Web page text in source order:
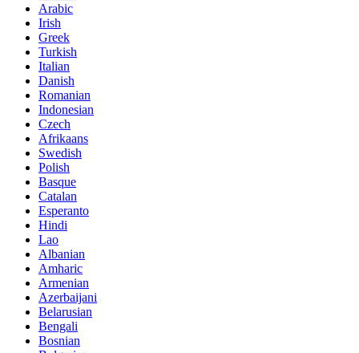
Arabic
Irish
Greek
Turkish
Italian
Danish
Romanian
Indonesian
Czech
Afrikaans
Swedish
Polish
Basque
Catalan
Esperanto
Hindi
Lao
Albanian
Amharic
Armenian
Azerbaijani
Belarusian
Bengali
Bosnian